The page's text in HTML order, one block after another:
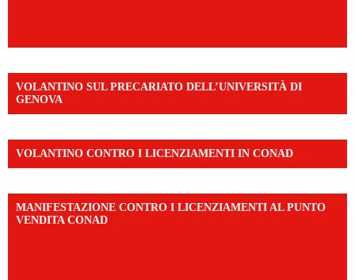
VOLANTINO SUL PRECARIATO DELL’UNIVERSITÀ DI
GENOVA
VOLANTINO CONTRO I LICENZIAMENTI IN CONAD
MANIFESTAZIONE CONTRO I LICENZIAMENTI AL PUNTO
VENDITA CONAD